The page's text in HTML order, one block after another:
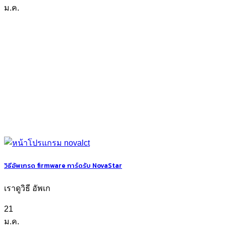
ม.ค.
วิธีอัพเกรด firmware การ์ดรับ NovaStar
เราดูวิธี อัพเก
21
ม.ค.